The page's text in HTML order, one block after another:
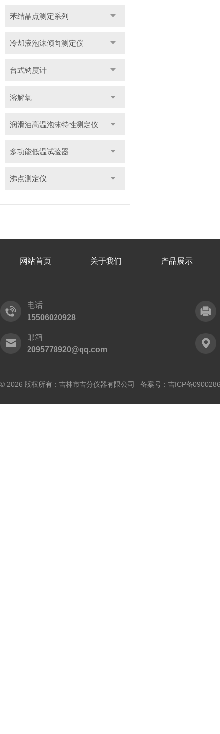
苯结晶点测定系列
冷却液泡沫倾向测定仪
台式钠度计
溶解氧
润滑油高温泡沫特性测定仪
多功能低温试验器
沸点测定仪
网站首页 关于我们 产品展示
电话
15506020928
邮箱
2095778920@qq.com
© 2026 版权所有：吉林市吉分仪器有限公司 备案号： 吉ICP备